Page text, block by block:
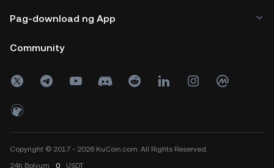
Pag-download ng App
Community
Copyright © 2017 - 2026 KuCoin.com. All Rights Reserved.
24h Bolyum 0 USDT